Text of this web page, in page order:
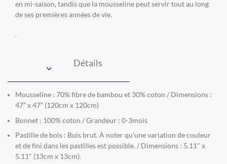
en mi-saison, tandis que la mousseline peut servir tout au long
de ses premières années de vie.
.
Détails
Mousseline : 70% fibre de bambou et 30% coton / Dimensions :
47” x 47” (120cm x 120cm)
Bonnet : 100% coton / Grandeur : 0-3mois
Pastille de bois : Bois brut. À noter qu'une variation de couleur
et de fini dans les pastilles est possible. / Dimensions : 5.11" x
5.11" (13cm x 13cm).